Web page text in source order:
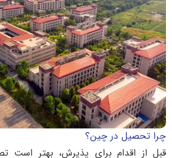
چرا تحصیل در چین؟
قبل از اقدام برای پذیرش، بهتر است